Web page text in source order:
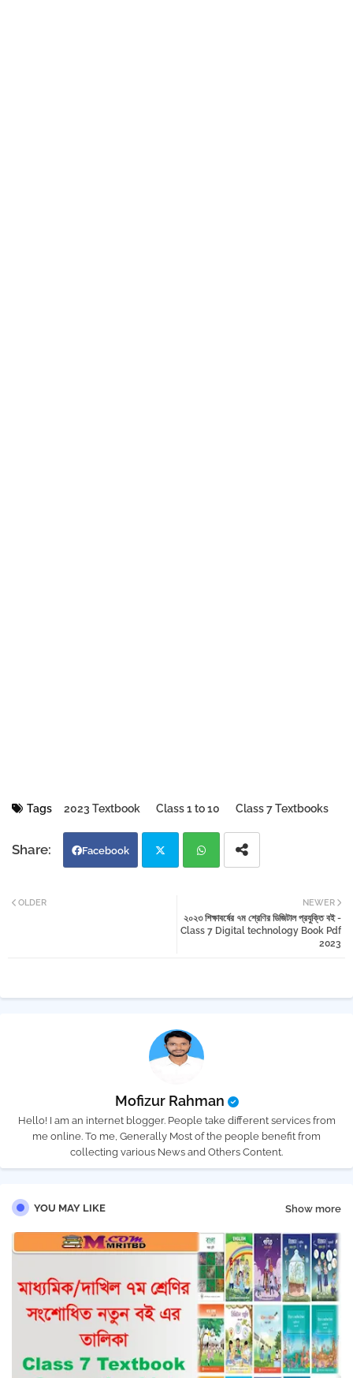
Tags 2023 Textbook Class 1 to 10 Class 7 Textbooks
Facebook
atsa
NEWER
২০২৩ শিক্ষাবর্ষের ৭ম শ্রেণির ডিজিটাল প্রযুক্তি বই -
Class 7 Digital technology Book Pdf
2023
OLDER
Mofizur Rahman
Hello! I am an internet blogger. People take different services from
me online. To me, Generally Most of the people benefit from
collecting various News and Others Content.
YOU MAY LIKE Show more